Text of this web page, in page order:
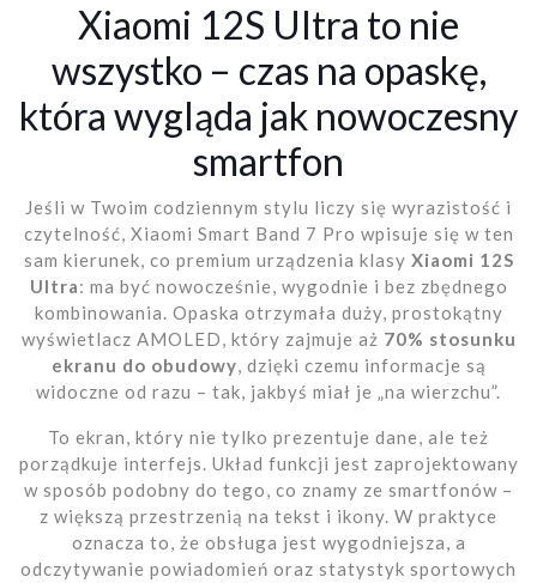
Xiaomi 12S Ultra to nie
wszystko – czas na opaskę,
która wygląda jak nowoczesny
smartfon
Jeśli w Twoim codziennym stylu liczy się wyrazistość i
czytelność, Xiaomi Smart Band 7 Pro wpisuje się w ten
sam kierunek, co premium urządzenia klasy Xiaomi 12S
Ultra: ma być nowocześnie, wygodnie i bez zbędnego
kombinowania. Opaska otrzymała duży, prostokątny
wyświetlacz AMOLED, który zajmuje aż 70% stosunku
ekranu do obudowy, dzięki czemu informacje są
widoczne od razu – tak, jakbyś miał je „na wierzchu”.
To ekran, który nie tylko prezentuje dane, ale też
porządkuje interfejs. Układ funkcji jest zaprojektowany
w sposób podobny do tego, co znamy ze smartfonów –
z większą przestrzenią na tekst i ikony. W praktyce
oznacza to, że obsługa jest wygodniejsza, a
odczytywanie powiadomień oraz statystyk sportowych